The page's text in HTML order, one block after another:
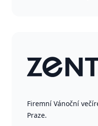
Firemní Vánoční
Praze.